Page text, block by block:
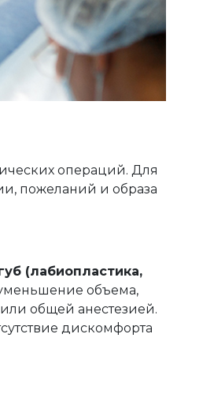
операций. Для
пожеланий и образа
(лабиопластика,
объема,
общей анестезией.
дискомфорта